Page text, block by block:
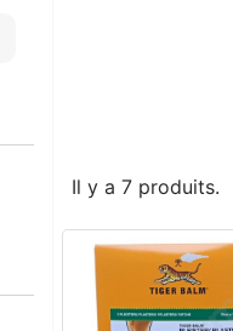
Il y a 7 produits.